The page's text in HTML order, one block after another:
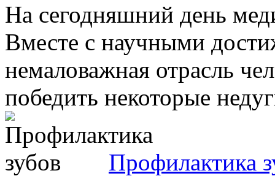
На сегодняшний день
Вместе с научными
немаловажная отрасль
победить некоторые
Профилактика